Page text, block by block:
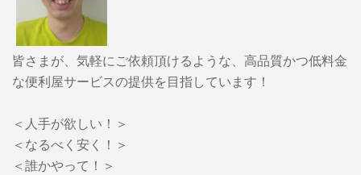
皆さまが、気軽にご依頼頂けるような、高品質かつ低料金
な便利屋サービスの提供を目指しています！
＜人手が欲しい！＞
＜なるべく安く！＞
＜誰かやって！＞